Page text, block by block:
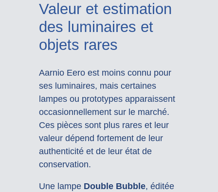
Valeur et estimation
des luminaires et
objets rares
Aarnio Eero est moins connu pour
ses luminaires, mais certaines
lampes ou prototypes apparaissent
occasionnellement sur le marché.
Ces pièces sont plus rares et leur
valeur dépend fortement de leur
authenticité et de leur état de
conservation.
Une lampe Double Bubble, éditée